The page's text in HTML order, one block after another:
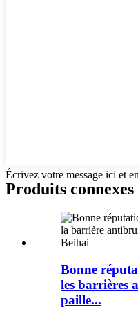
Écrivez votre message ici et
Produits connexes
Bonne
les barrières
paille...